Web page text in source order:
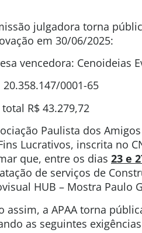
julgadora torna
em 30/06/2025:
vencedora: Cenoideias
20.358.147/0001-65
R$ 43.279,72
Paulista dos
Lucrativos, inscrita no
que, entre os dias 23 e
de serviços de
HUB – Mostra Paulo
assim, a APAA torna
as seguintes